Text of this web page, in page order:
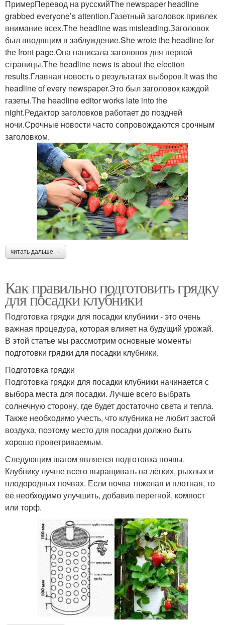
ПримерПеревод на русскийThe newspaper headline
grabbed everyone’s attention.Газетный заголовок привлек
внимание всех.The headline was misleading.Заголовок
был вводящим в заблуждение.She wrote the headline for
the front page.Она написала заголовок для первой
страницы.The headline news is about the election
results.Главная новость о результатах выборов.It was the
headline of every newspaper.Это был заголовок каждой
газеты.The headline editor works late into the
night.Редактор заголовков работает до поздней
ночи.Срочные новости часто сопровождаются срочным
заголовком.
читать дальше →
Как правильно подготовить грядку
для посадки клубники
Подготовка грядки для посадки клубники - это очень
важная процедура, которая влияет на будущий урожай.
В этой статье мы рассмотрим основные моменты
подготовки грядки для посадки клубники.
Подготовка грядки
Подготовка грядки для посадки клубники начинается с
выбора места для посадки. Лучше всего выбрать
солнечную сторону, где будет достаточно света и тепла.
Также необходимо учесть, что клубника не любит застой
воздуха, поэтому место для посадки должно быть
хорошо проветриваемым.
Следующим шагом является подготовка почвы.
Клубнику лучше всего выращивать на лёгких, рыхлых и
плодородных почвах. Если почва тяжелая и плотная, то
её необходимо улучшить, добавив перегной, компост
или торф.